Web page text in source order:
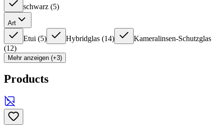
schwarz (5)
Art
Etui (5) Hybridglas (14)
Kameralinsen-Schutzglas
(12)
Mehr anzeigen (+3)
Products